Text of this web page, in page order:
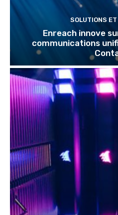
SOLUTIONS
Enreach innove
communications